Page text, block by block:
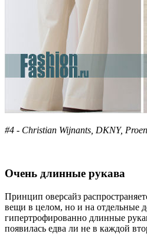
#4 - Christian Wijnants, DKNY,
Очень длинные рукава
Принцип оверсайз
вещи в целом, но и на отдельные
гипертрофированно длинные
появилась едва ли не в каждой